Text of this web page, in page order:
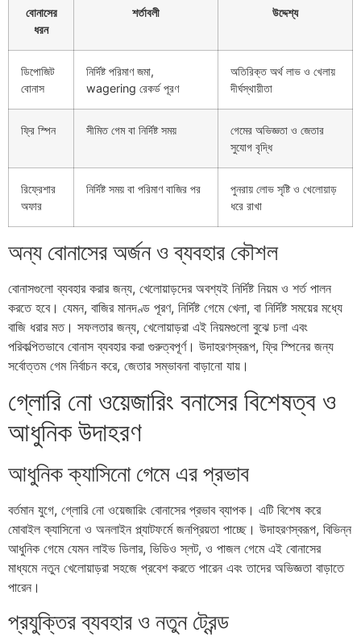
বোনাসের
ধরন
শর্তাবলী উদ্দেশ্য
ডিপোজিট
বোনাস
নির্দিষ্ট পরিমাণ জমা,
wagering রেকর্ড পূরণ
অতিরিক্ত অর্থ লাভ ও খেলায়
দীর্ঘস্থায়ীতা
ফ্রি স্পিন সীমিত গেম বা নির্দিষ্ট সময়
গেমের অভিজ্ঞতা ও জেতার
সুযোগ বৃদ্ধি
রিফ্রেশার
অফার
নির্দিষ্ট সময় বা পরিমাণ বাজির পর
পুনরায় লোভ সৃষ্টি ও খেলোয়াড়
ধরে রাখা
অন্য বোনাসের অর্জন ও ব্যবহার কৌশল
বোনাসগুলো ব্যবহার করার জন্য, খেলোয়াড়দের অবশ্যই নির্দিষ্ট নিয়ম ও শর্ত পালন
করতে হবে। যেমন, বাজির মানদণ্ড পূরণ, নির্দিষ্ট গেমে খেলা, বা নির্দিষ্ট সময়ের মধ্যে
বাজি ধরার মত। সফলতার জন্য, খেলোয়াড়রা এই নিয়মগুলো বুঝে চলা এবং
পরিকল্পিতভাবে বোনাস ব্যবহার করা গুরুত্বপূর্ণ। উদাহরণস্বরূপ, ফ্রি স্পিনের জন্য
সর্বোত্তম গেম নির্বাচন করে, জেতার সম্ভাবনা বাড়ানো যায়।
গ্লোরি নো ওয়েজারিং বনাসের বিশেষত্ব ও
আধুনিক উদাহরণ
আধুনিক ক্যাসিনো গেমে এর প্রভাব
বর্তমান যুগে, গ্লোরি নো ওয়েজারিং বোনাসের প্রভাব ব্যাপক। এটি বিশেষ করে
মোবাইল ক্যাসিনো ও অনলাইন প্ল্যাটফর্মে জনপ্রিয়তা পাচ্ছে। উদাহরণস্বরূপ, বিভিন্ন
আধুনিক গেমে যেমন লাইভ ডিলার, ভিডিও স্লট, ও পাজল গেমে এই বোনাসের
মাধ্যমে নতুন খেলোয়াড়রা সহজে প্রবেশ করতে পারেন এবং তাদের অভিজ্ঞতা বাড়াতে
পারেন।
প্রযুক্তির ব্যবহার ও নতুন ট্রেন্ড